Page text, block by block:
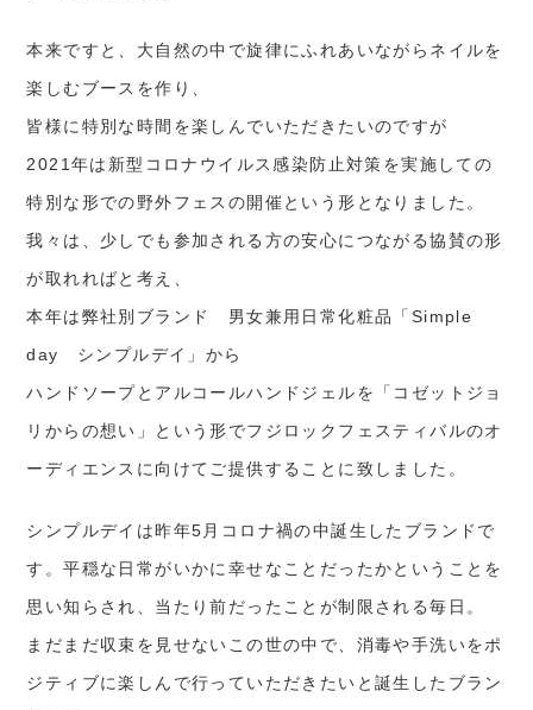
本来ですと、大自然の中で旋律にふれあいながらネイルを
楽しむブースを作り、
皆様に特別な時間を楽しんでいただきたいのですが
2021年は新型コロナウイルス感染防止対策を実施しての
特別な形での野外フェスの開催という形となりました。
我々は、少しでも参加される方の安心につながる協賛の形
が取れればと考え、
本年は弊社別ブランド 男女兼用日常化粧品「Simple
day シンプルデイ」から
ハンドソープとアルコールハンドジェルを「コゼットジョ
リからの想い」という形でフジロックフェスティバルのオ
ーディエンスに向けてご提供することに致しました。
シンプルデイは昨年5月コロナ禍の中誕生したブランドで
す。平穏な日常がいかに幸せなことだったかということを
思い知らされ、当たり前だったことが制限される毎日。
まだまだ収束を見せないこの世の中で、消毒や手洗いをポ
ジティブに楽しんで行っていただきたいと誕生したブラン